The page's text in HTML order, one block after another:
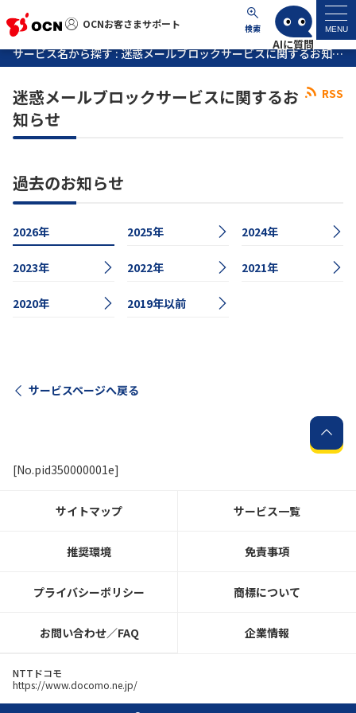
OCNお客さまサポート 検索 MENU
OCNお客さまサポート
マイページ
工事・故障情報
各種ダウンロード
履歴・お気に入り
サポートサイトの使い方
NTTドコモビジネスのお客さ
サービス名から探す : 迷惑メールブロックサービスに関するお知らせ
RSS
迷惑メールブロックサービスに関するお
知らせ
過去のお知らせ
2026年 2025年 2024年
2023年 2022年 2021年
2020年 2019年以前
サービスページへ戻る
[No.pid350000001e]
サイトマップ サービス一覧
推奨環境 免責事項
プライバシーポリシー 商標について
お問い合わせ／FAQ 企業情報
NTTドコモ
https://www.docomo.ne.jp/